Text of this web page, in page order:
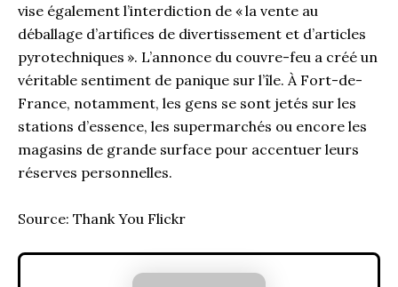
vise également l’interdiction de « la vente au
déballage d’artifices de divertissement et d’articles
pyrotechniques ». L’annonce du couvre-feu a créé un
véritable sentiment de panique sur l’île. À Fort-de-
France, notamment, les gens se sont jetés sur les
stations d’essence, les supermarchés ou encore les
magasins de grande surface pour accentuer leurs
réserves personnelles.
Source: Thank You Flickr